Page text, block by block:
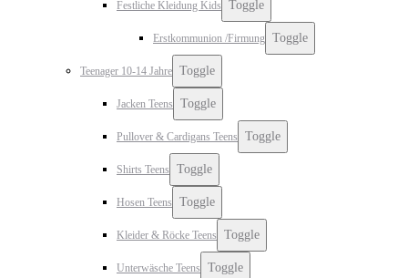
Festliche Kleidung Kids Toggle
Erstkommunion /Firmung Toggle
Teenager 10-14 Jahre Toggle
Jacken Teens Toggle
Pullover & Cardigans Teens Toggle
Shirts Teens Toggle
Hosen Teens Toggle
Kleider & Röcke Teens Toggle
Unterwäsche Teens Toggle